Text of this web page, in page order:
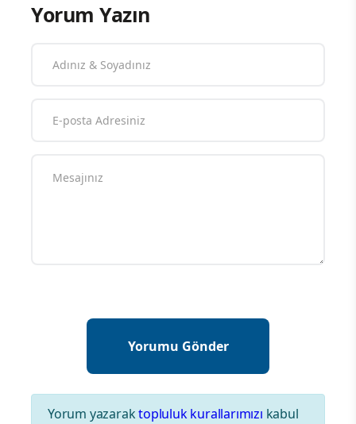
Yorum Yazın
Yorum yazaraktopluluk kurallarımızı kabul